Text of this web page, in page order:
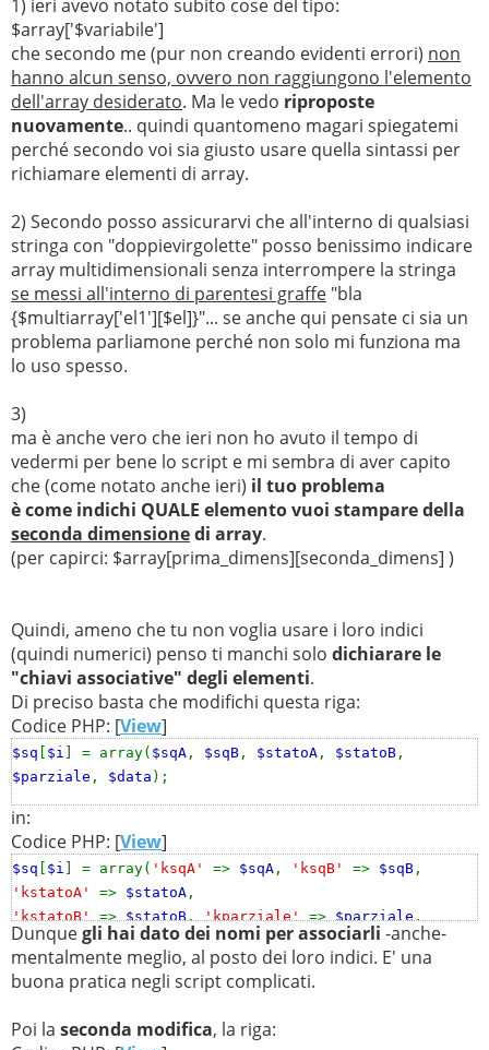
1) ieri avevo notato subito cose del tipo:
$array['$variabile']
che secondo me (pur non creando evidenti errori) non
hanno alcun senso, ovvero non raggiungono l'elemento
dell'array desiderato. Ma le vedo riproposte
nuovamente.. quindi quantomeno magari spiegatemi
perché secondo voi sia giusto usare quella sintassi per
richiamare elementi di array.
2) Secondo posso assicurarvi che all'interno di qualsiasi
stringa con "doppievirgolette" posso benissimo indicare
array multidimensionali senza interrompere la stringa
se messi all'interno di parentesi graffe "bla
{$multiarray['el1'][$el]}"... se anche qui pensate ci sia un
problema parliamone perché non solo mi funziona ma
lo uso spesso.
3)
ma è anche vero che ieri non ho avuto il tempo di
vedermi per bene lo script e mi sembra di aver capito
che (come notato anche ieri) il tuo problema
è come indichi QUALE elemento vuoi stampare della
seconda dimensionedi array.
(per capirci: $array[prima_dimens][seconda_dimens] )
Quindi, ameno che tu non voglia usare i loro indici
(quindi numerici) penso ti manchi solo dichiarare le
"chiavi associative" degli elementi.
Di preciso basta che modifichi questa riga:
Codice PHP: [View]
$sq $i ] = array( $sqA , $sqB , $statoA , $statoB ,
$parziale , $data );
in:
Codice PHP: [View]
$sq $i ] = array( 'ksqA' => $sqA , 'ksqB' => $sqB ,
'kstatoA' => $statoA ,
'kstatoB'=>$statoB,'kparziale'=>$parziale,
'kdata' => $data);
Dunquegli hai dato dei nomi per associarli -anche-
mentalmente meglio, al posto dei loro indici. E' una
buona pratica negli script complicati.
Poi la seconda modifica, la riga: